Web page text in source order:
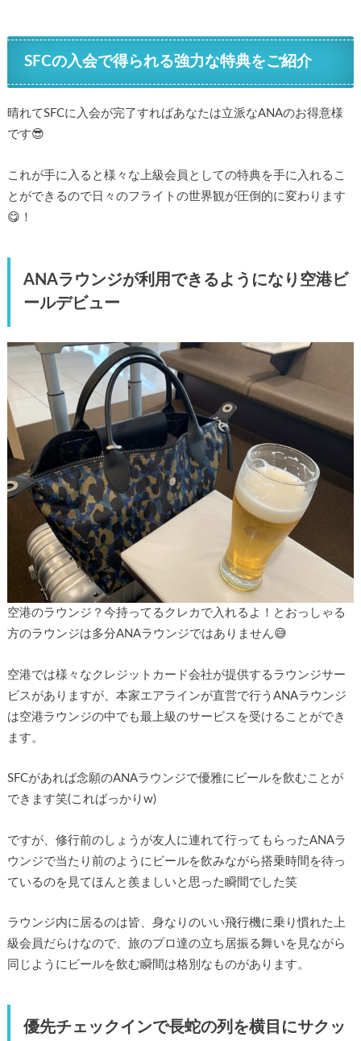
SFCの入会で得られる強力な特典をご紹介
晴れてSFCに入会が完了すればあなたは立派なANAのお得意様
です😎
これが手に入ると様々な上級会員としての特典を手に入れるこ
とができるので日々のフライトの世界観が圧倒的に変わります
😋！
ANAラウンジが利用できるようになり空港ビ
ールデビュー
空港のラウンジ？今持ってるクレカで入れるよ！とおっしゃる
方のラウンジは多分ANAラウンジではありません😅
空港では様々なクレジットカード会社が提供するラウンジサー
ビスがありますが、本家エアラインが直営で行うANAラウンジ
は空港ラウンジの中でも最上級のサービスを受けることができ
ます。
SFCがあれば念願のANAラウンジで優雅にビールを飲むことが
できます笑(こればっかりw)
ですが、修行前のしょうが友人に連れて行ってもらったANAラ
ウンジで当たり前のようにビールを飲みながら搭乗時間を待っ
ているのを見てほんと羨ましいと思った瞬間でした笑
ラウンジ内に居るのは皆、身なりのいい飛行機に乗り慣れた上
級会員だらけなので、旅のプロ達の立ち居振る舞いを見ながら
同じようにビールを飲む瞬間は格別なものがあります。
優先チェックインで長蛇の列を横目にサクッ